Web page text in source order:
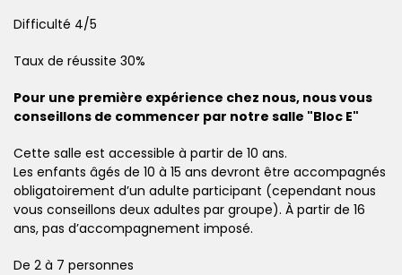
Difficulté 4/5
Taux de réussite 30%
Pour une première expérience chez nous, nous vous
conseillons de commencer par notre salle "Bloc E"
Cette salle est accessible à partir de 10 ans.
Les enfants âgés de 10 à 15 ans devront être accompagnés
obligatoirement d’un adulte participant (cependant nous
vous conseillons deux adultes par groupe). À partir de 16
ans, pas d’accompagnement imposé.
De 2 à 7 personnes